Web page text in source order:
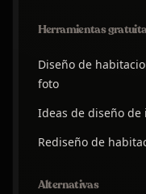
Herramientas
Diseño de
foto
Ideas de diseño
Rediseño de
Alternativas